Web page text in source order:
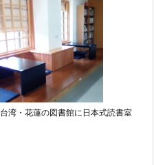
台湾・花蓮の図書館に日本式読書室